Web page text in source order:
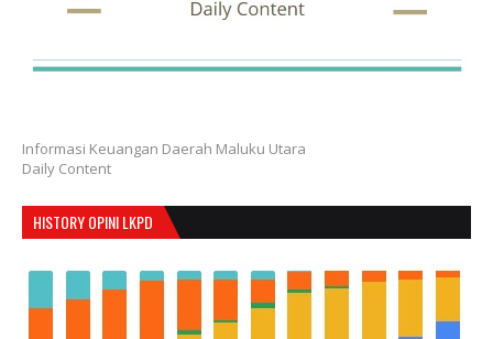
Informasi Keuangan Daerah Maluku Utara
Daily Content
HISTORY OPINI LKPD